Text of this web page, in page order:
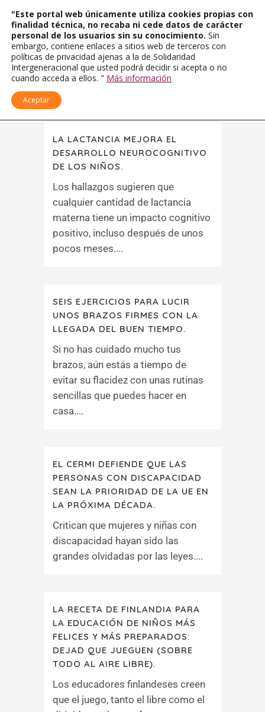
LA LACTANCIA MEJORA EL
DESARROLLO NEUROCOGNITIVO
DE LOS NIÑOS.
Los hallazgos sugieren que
cualquier cantidad de lactancia
materna tiene un impacto cognitivo
positivo, incluso después de unos
pocos meses....
SEIS EJERCICIOS PARA LUCIR
UNOS BRAZOS FIRMES CON LA
LLEGADA DEL BUEN TIEMPO.
Si no has cuidado mucho tus
brazos, aún estás a tiempo de
evitar su flacidez con unas rutinas
sencillas que puedes hacer en
casa....
EL CERMI DEFIENDE QUE LAS
PERSONAS CON DISCAPACIDAD
SEAN LA PRIORIDAD DE LA UE EN
LA PRÓXIMA DÉCADA.
Critican que mujeres y niñas con
discapacidad hayan sido las
grandes olvidadas por las leyes....
LA RECETA DE FINLANDIA PARA
LA EDUCACIÓN DE NIÑOS MÁS
FELICES Y MÁS PREPARADOS:
DEJAD QUE JUEGUEN (SOBRE
TODO AL AIRE LIBRE).
Los educadores finlandeses creen
que el juego, tanto el libre como el
"Este portal web únicamente utiliza cookies propias con
finalidad técnica, no recaba ni cede datos de carácter
personal de los usuarios sin su conocimiento. Sin
embargo, contiene enlaces a sitios web de terceros con
políticas de privacidad ajenas a la de Solidaridad
Intergeneracional que usted podrá decidir si acepta o no
cuando acceda a ellos. " Más información
Aceptar